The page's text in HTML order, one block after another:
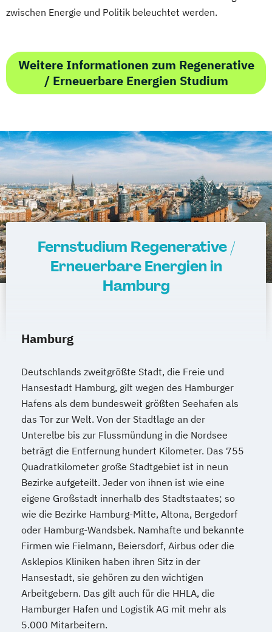
Regenerative Energietechnik
Technische Betriebswirtschaft
Technische Informatik
Technologiemanagement
Wirtschaftsinformatik
Wirtschaftsingenieurwesen
Wirtschaftsingenieurwesen
Baumanagement
Wirtschaftsingenieurwesen Elektrotechnik
Wirtschaftsingenieurwesen Erneuerbare
Energien
Wirtschaftsingenieurwesen Maschinenbau
Wirtschaftsingenieurwesen für Ingenieure
Wirtschaftsingenieurwesen für
Produktion
Fahrzeugtechnik
Wirtschafts­ingenieur­wesen Informatik
Wirtschafts­ingenieur­wesen
Kunststofftechnik
Wirtschafts­ingenieur­wesen Künstliche
Intelligenz
Wirtschafts­ingenieur­wesen Lebensmittel
Wirtschafts­ingenieur­wesen Logistik
Wirtschafts­ingenieur­wesen Mechatronik
Wirtschafts­ingenieur­wesen Medizintechnik
Wirtschafts­ingenieur­wesen
Verfahrenstechnik
Zukunftsmanagement
zwischen Energie und Politik beleuchtet werden.
Weitere Informationen zum Regenerative
/ Erneuerbare Energien Studium
Fernstudium Regenerative /
Erneuerbare Energien in
Hamburg
Hamburg
Deutschlands zweitgrößte Stadt, die Freie und
Hansestadt Hamburg, gilt wegen des Hamburger
Hafens als dem bundesweit größten Seehafen als
das Tor zur Welt. Von der Stadtlage an der
Unterelbe bis zur Flussmündung in die Nordsee
beträgt die Entfernung hundert Kilometer. Das 755
Quadratkilometer große Stadtgebiet ist in neun
Bezirke aufgeteilt. Jeder von ihnen ist wie eine
eigene Großstadt innerhalb des Stadtstaates; so
wie die Bezirke Hamburg-Mitte, Altona, Bergedorf
oder Hamburg-Wandsbek. Namhafte und bekannte
Firmen wie Fielmann, Beiersdorf, Airbus oder die
Asklepios Kliniken haben ihren Sitz in der
Hansestadt, sie gehören zu den wichtigen
Arbeitgebern. Das gilt auch für die HHLA, die
Hamburger Hafen und Logistik AG mit mehr als
5.000 Mitarbeitern.